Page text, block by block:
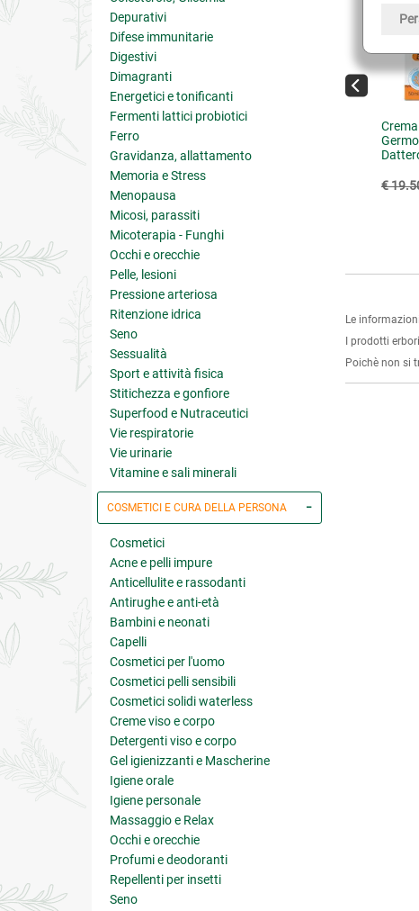
Depurativi
Difese immunitarie
Digestivi
Dimagranti
Energetici e tonificanti
Fermenti lattici probiotici
Ferro
Gravidanza, allattamento
Memoria e Stress
Menopausa
Micosi, parassiti
Micoterapia - Funghi
Occhi e orecchie
Pelle, lesioni
Pressione arteriosa
Ritenzione idrica
Seno
Sessualità
Sport e attività fisica
Stitichezza e gonfiore
Superfood e Nutraceutici
Vie respiratorie
Vie urinarie
Vitamine e sali minerali
COSMETICI E CURA DELLA PERSONA
Cosmetici
Acne e pelli impure
Anticellulite e rassodanti
Antirughe e anti-età
Bambini e neonati
Capelli
Cosmetici per l'uomo
Cosmetici pelli sensibili
Cosmetici solidi waterless
Creme viso e corpo
Detergenti viso e corpo
Gel igienizzanti e Mascherine
Igiene orale
Igiene personale
Massaggio e Relax
Occhi e orecchie
Profumi e deodoranti
Repellenti per insetti
Seno
€
Rosso Rinforzato
Alga Bruna Capsule Vegetali
Le
I prodotti
Poichè non si